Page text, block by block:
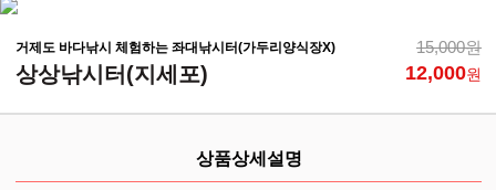
거제도 바다낚시 체험하는 좌대낚시터(가두리양식장X)
상상낚시터(지세포)
15,000원
12,000원
상품상세설명